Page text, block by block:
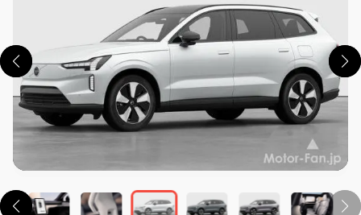
この画像の記事を読む